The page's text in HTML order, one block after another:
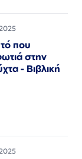
που
στην
- Βιβλική